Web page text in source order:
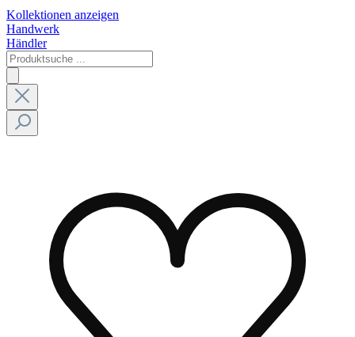
Kollektionen anzeigen
Handwerk
Händler